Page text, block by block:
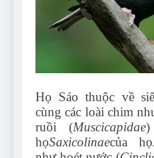
Can
And
7 Năm Ago
How
Họ Sáo thuộc về
cùng các loài chim
ruồi (Muscicapidae)
họSaxicolinaecủa họ